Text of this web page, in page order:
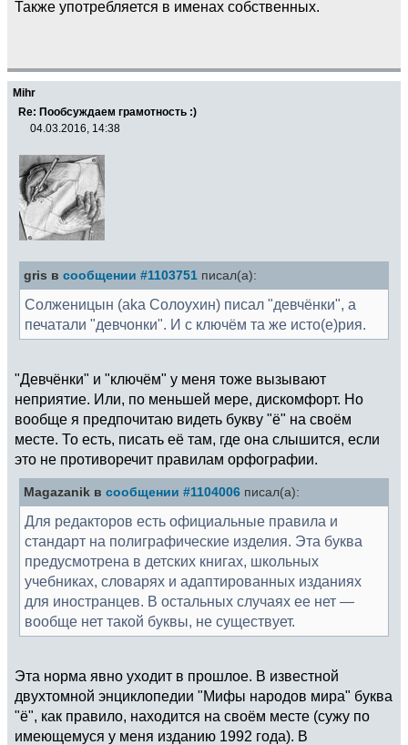
Также употребляется в именах собственных.
Mihr
Re: Пообсуждаем грамотность :)
04.03.2016, 14:38
gris в сообщении #1103751 писал(а):
Солженицын (aka Солоухин) писал "девчёнки", а
печатали "девчонки". И с ключём та же исто(е)рия.
"Девчёнки" и "ключём" у меня тоже вызывают
неприятие. Или, по меньшей мере, дискомфорт. Но
вообще я предпочитаю видеть букву "ё" на своём
месте. То есть, писать её там, где она слышится, если
это не противоречит правилам орфографии.
Magazanik в сообщении #1104006 писал(а):
Для редакторов есть официальные правила и
стандарт на полиграфические изделия. Эта буква
предусмотрена в детских книгах, школьных
учебниках, словарях и адаптированных изданиях
для иностранцев. В остальных случаях ее нет —
вообще нет такой буквы, не существует.
Эта норма явно уходит в прошлое. В известной
двухтомной энциклопедии "Мифы народов мира" буква
"ё", как правило, находится на своём месте (сужу по
имеющемуся у меня изданию 1992 года). В